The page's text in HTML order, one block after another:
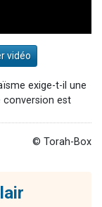
vidéo
exige-t-il une
conversion est
© Torah-Box